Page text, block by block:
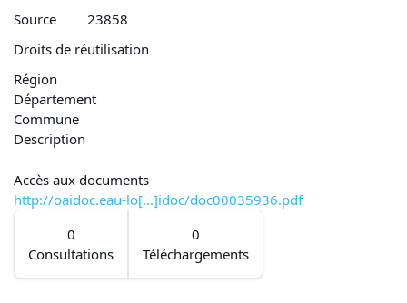
Source
23858
Droits de réutilisation
Région
Département
Commune
Description
Accès aux documents
http://oaidoc.eau-lo[...]idoc/doc00035936.pdf
0
Consultations
0
Téléchargements